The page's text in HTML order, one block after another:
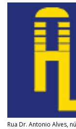
Rua Dr. Antonio Alves,